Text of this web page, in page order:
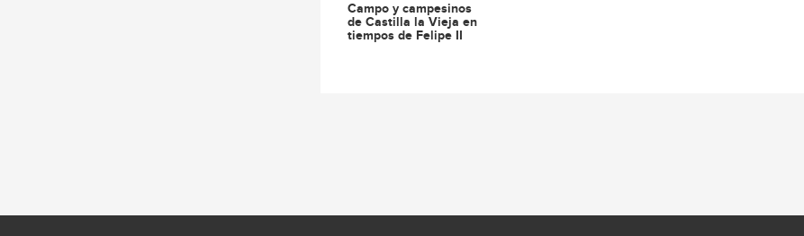
Campo y campesinos
de Castilla la Vieja en
tiempos de Felipe II